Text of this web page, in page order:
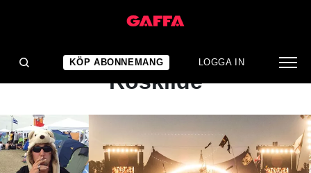
KÖP ABONNEMANG LOGGA IN
ARTIKEL
KRÖNIKA: Roskilde, mitt
Roskilde